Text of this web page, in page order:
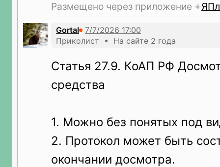
Размещено через приложение
Gortal
Приколист • На сайте 2 года
Статья 27.9. КоАП РФ
средства
1. Можно без понятых под
2. Протокол может быть
окончании досмотра.